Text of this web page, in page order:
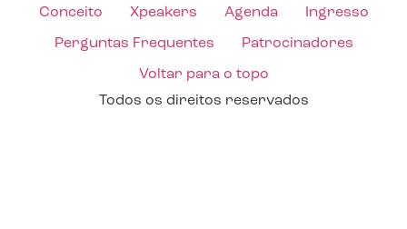
Conceito
Xpeakers Agenda Ingresso
Perguntas Frequentes Patrocinadores
Voltar para o topo
Todos os direitos reservados